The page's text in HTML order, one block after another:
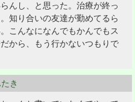
んし、と思った。治療が終っ
知り合いの友達が勤めてるら
こんなになんでもかんでもス
から、もう行かないつもりで
き